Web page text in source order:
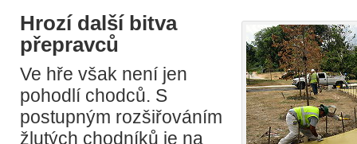
Hrozí další bitva
přepravců
Ve hře však není jen
pohodlí chodců. S
postupným rozšiřováním
žlutých chodníků je na